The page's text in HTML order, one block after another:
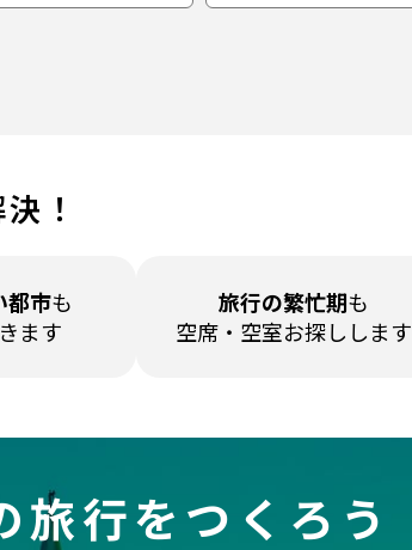
！
都市も
ます
旅行の繁忙期も
空席・空室お探しします
旅行をつくろう